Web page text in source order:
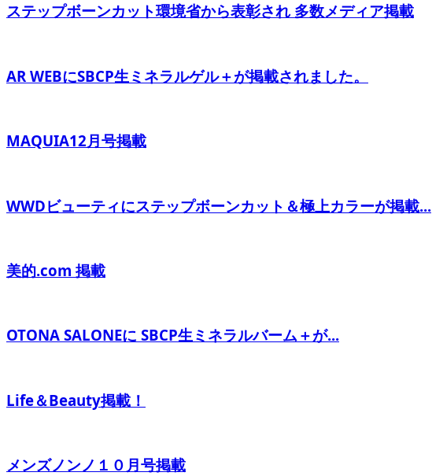
ステップボーンカット環境省から表彰され 多数メディア掲載
AR WEBにSBCP生ミネラルゲル＋が掲載されました。
MAQUIA12月号掲載
WWDビューティにステップボーンカット＆極上カラーが掲載...
美的.com 掲載
OTONA SALONEに SBCP生ミネラルバーム＋が...
Life＆Beauty掲載！
メンズノンノ１０月号掲載